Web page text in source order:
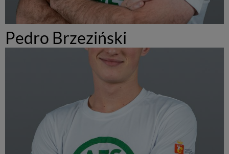
Pedro Brzeziński